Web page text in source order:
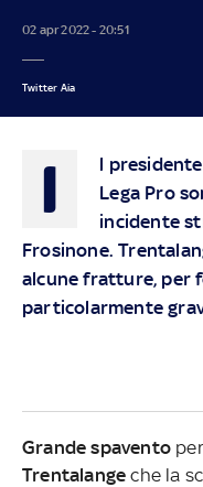
02 apr 2022 - 20:51
Twitter Aia
I
l
Lega Pro
incidente
Frosinone.
alcune fratture, per
particolarmente
Grande spavento
Trentalange che la